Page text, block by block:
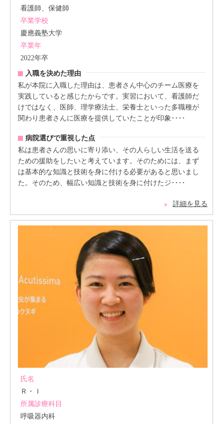
看護師、保健師
卒業学校
慶應義塾大学
卒業年
2022年卒
入職を決めた理由
私が本院に入職した理由は、患者さん中心のチーム医療を
実践していると感じたからです。実習において、看護師だ
けではなく、医師、理学療法士、栄養士といった多職種が
関わり患者さんに医療を提供していたことが印象････
病院選びで重視した点
私は患者さんの思いに寄り添い、その人らしい生活を送る
ための援助をしたいと考えています。そのためには、まず
は基本的な知識と技術を身に付ける必要があると思いまし
た。そのため、幅広い知識と技術を身に付けたジ････
詳細を見る
氏名
Ｒ・Ｉ
所属診療科目
呼吸器内科